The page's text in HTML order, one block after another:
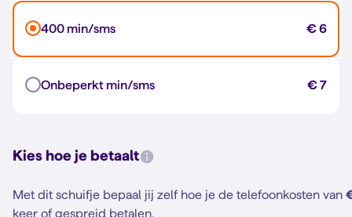
400 min/sms € 6
Onbeperkt min/sms € 7
Kies hoe je betaalt
Met dit schuifje bepaal jij zelf hoe je de telefoonkosten van
keer of gespreid betalen.